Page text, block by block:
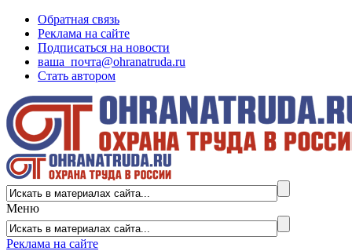
Обратная связь
Реклама на сайте
Подписаться на новости
ваша_почта@ohranatruda.ru
Стать автором
Меню
Реклама на сайте